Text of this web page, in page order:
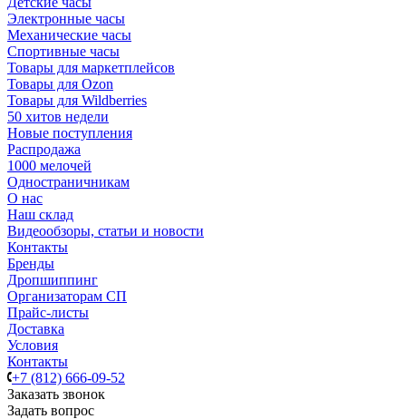
Электронные часы
Механические часы
Спортивные часы
Товары для маркетплейсов
Товары для Ozon
Товары для Wildberries
50 хитов недели
Новые поступления
Распродажа
1000 мелочей
Одностраничникам
О нас
Наш склад
Видеообзоры, статьи и новости
Контакты
Бренды
Дропшиппинг
Организаторам СП
Прайс-листы
Доставка
Условия
Контакты
+7 (812) 666-09-52
Заказать звонок
Задать вопрос